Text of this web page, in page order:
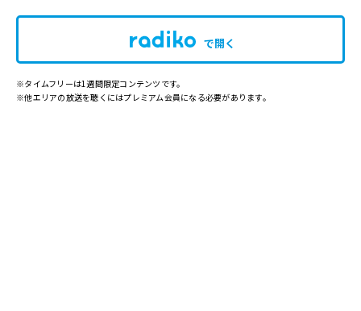
で開く
※タイムフリーは1週間限定コンテンツです。
※他エリアの放送を聴くにはプレミアム会員になる必要があります。